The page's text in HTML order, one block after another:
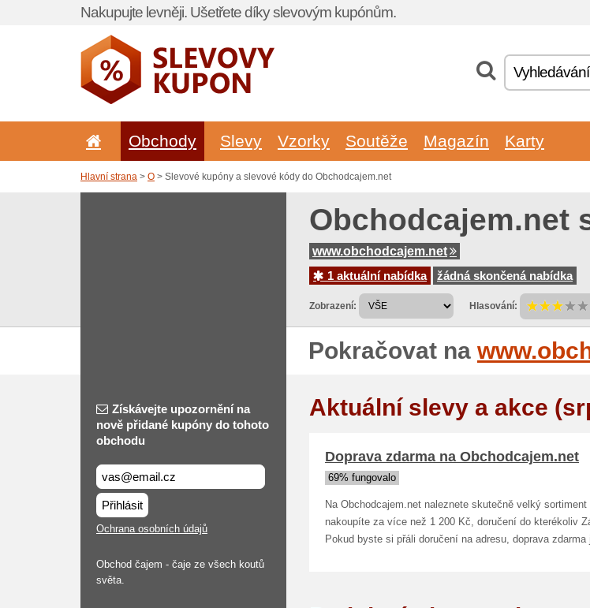
Nakupujte levněji. Ušetřete díky slevovým kupónům.
Obchody Slevy Vzorky Soutěže Magazín Karty
Hlavní strana > O > Slevové kupóny a slevové kódy do Obchodcajem.net
Obchodcajem.net
www.obchodcajem.net
1 aktuální nabídka
žádná skončená nabídka
Zobrazení: Hlasování:
Pokračovat na
Získávejte upozornění na
nově přidané kupóny do tohoto
obchodu
Přihlásit
Ochrana osobních údajů
Obchod čajem - čaje ze všech koutů
světa.
Aktuální slevy a akce
Doprava zdarma na Obchodcajem.net
69% fungovalo
Na Obchodcajem.net naleznete skutečně velký
nakoupíte za více než 1 200 Kč, doručení do kterékoliv
Pokud byste si přáli doručení na adresu, doprava zdarma